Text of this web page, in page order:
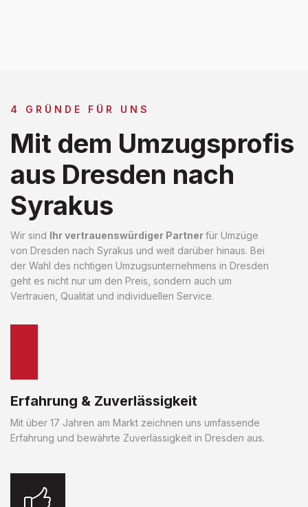
4 GRÜNDE FÜR UNS
Mit dem Umzugsprofis
aus Dresden nach
Syrakus
Wir sind Ihr vertrauenswürdiger Partnerfür Umzüge
von Dresden nach Syrakus und weit darüber hinaus. Bei
der Wahl des richtigen Umzugsunternehmens in Dresden
geht es nicht nur um den Preis, sondern auch um
Vertrauen, Qualität und individuellen Service.
Erfahrung & Zuverlässigkeit
Mit über 17 Jahren am Markt zeichnen uns umfassende
Erfahrung und bewährte Zuverlässigkeit in Dresden aus.